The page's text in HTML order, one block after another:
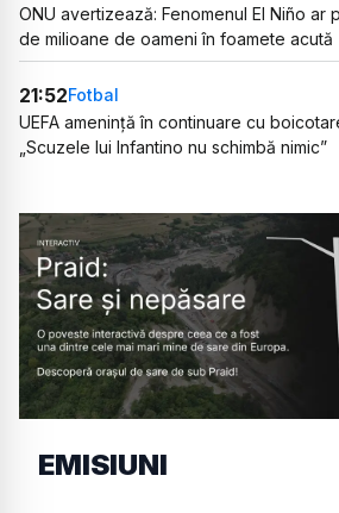
ONU avertizează: Fenomenul El Niño ar
de milioane de oameni în foamete acută
21:52Fotbal
UEFA amenință în continuare cu
„Scuzele lui Infantino nu schimbă nimic”
EMISIUNI